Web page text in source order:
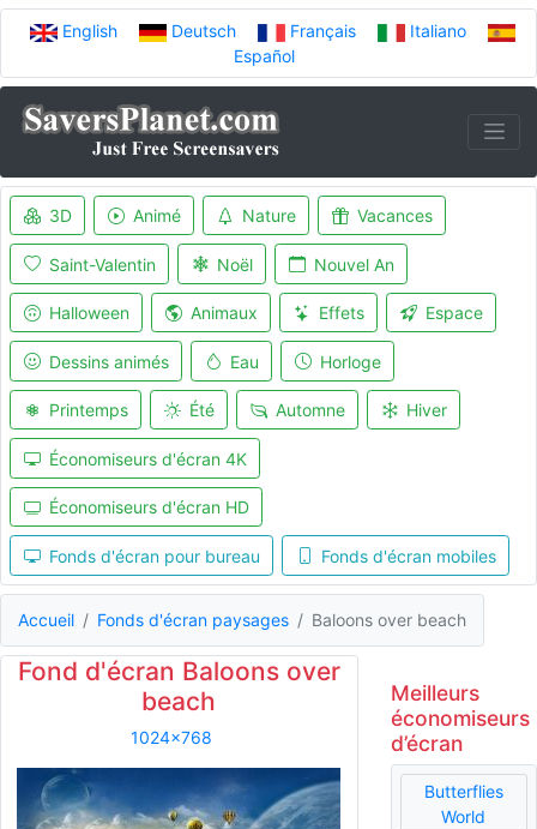
English Deutsch Français
Italiano
Español
3D Animé Nature Vacances
Saint-Valentin Noël Nouvel An
Halloween Animaux Effets Espace
Dessins animés Eau Horloge
Printemps Été Automne Hiver
Économiseurs d'écran 4K
Économiseurs d'écran HD
Fonds d'écran pour bureau Fonds d'écran mobiles
Accueil Fonds d'écran paysages Baloons over beach
Fond d'écran Baloons over
beach
1024x768
Meilleurs
économiseurs
d’écran
Butterflies
World